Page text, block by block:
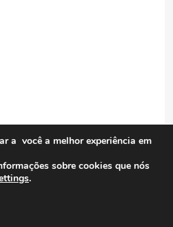
a você a melhor experiência em
sobre cookies que nós
.